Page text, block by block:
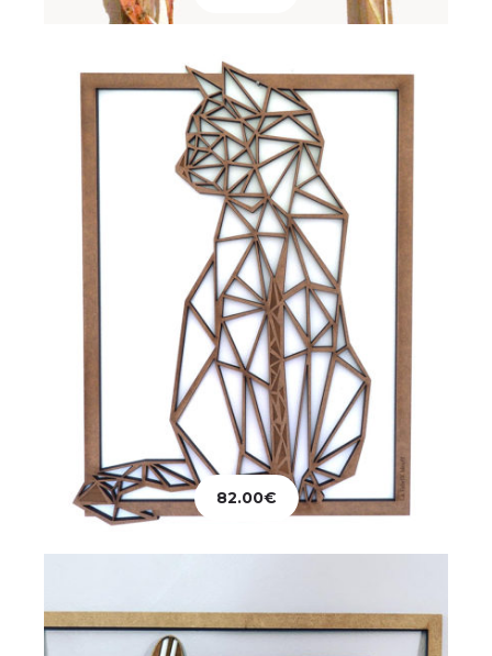
Ajouter au panier
82.00€
Décoration
Tableau Combi-Van